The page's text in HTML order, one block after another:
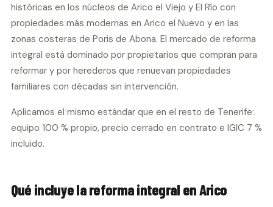
históricas en los núcleos de Arico el Viejo y El Río con
propiedades más modernas en Arico el Nuevo y en las
zonas costeras de Poris de Abona. El mercado de reforma
integral está dominado por propietarios que compran para
reformar y por herederos que renuevan propiedades
familiares con décadas sin intervención.
Aplicamos el mismo estándar que en el resto de Tenerife:
equipo 100 % propio, precio cerrado en contrato e IGIC 7 %
incluido.
Qué incluye la reforma integral en Arico